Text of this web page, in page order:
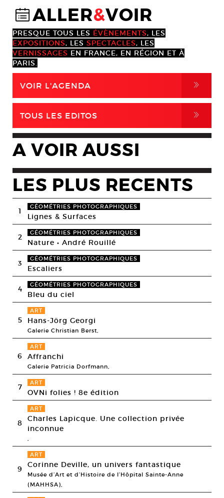
@ALLER&VOIR
PRESQUE TOUS LES ÉVÈNEMENTS, LES
EXPOSITIONS, LES SPECTACLES, LES
VERNISSAGES EN FRANCE, EN RÉGION ET À
PARIS.
VOIR L'AGENDA ,
TOUS LES EDITOS ,
A VOIR AUSSI
LES PLUS RECENTS
1 GÉOMÉTRIES PHOTOGRAPHIQUES
Lignes & Surfaces
2 GÉOMÉTRIES PHOTOGRAPHIQUES
Nature • André Rouillé
3 GÉOMÉTRIES PHOTOGRAPHIQUES
Escaliers
4 GÉOMÉTRIES PHOTOGRAPHIQUES
Bleu du ciel
5
ART
Hans-Jörg Georgi
Galerie Christian Berst,
6
ART
Affranchi
Galerie Patricia Dorfmann,
7 ART
OVNi folies ! 8e édition
8
ART
Charles Lapicque. Une collection privée
inconnue
9
ART
Corinne Deville, un univers fantastique
Musée d’Art et d’Histoire de l’Hôpital Sainte-Anne
(MAHHSA),